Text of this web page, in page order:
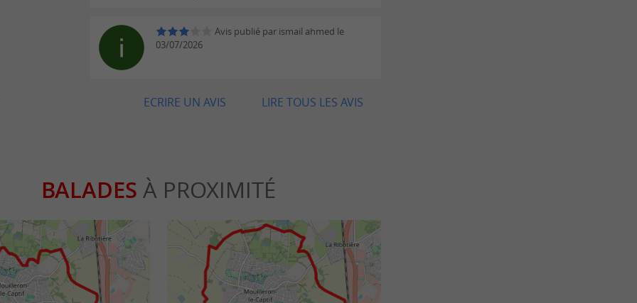
Avis publié par ismail ahmed le
03/07/2026
LIRE TOUS LES AVIS
ECRIRE UN AVIS
BALADES À PROXIMITÉ